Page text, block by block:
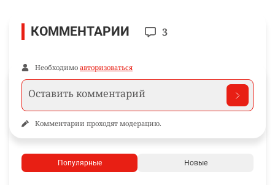
КОММЕНТАРИИ 3
Необходимо авторизоваться
Комментарии проходят модерацию.
Популярные Новые